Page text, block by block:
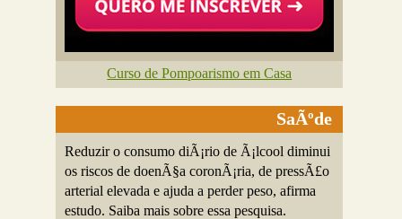
Curso de Pompoarismo em Casa
SaÃºde
Reduzir o consumo diÃ¡rio de Ã¡lcool diminui
os riscos de doenÃ§a coronÃ¡ria, de pressÃ£o
arterial elevada e ajuda a perder peso, afirma
estudo. Saiba mais sobre essa pesquisa.